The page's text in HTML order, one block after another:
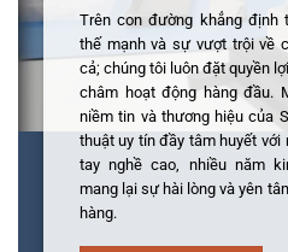
Trên con đường khẳng định
thế mạnh và sự vượt trội về
cả; chúng tôi luôn đặt quyền
châm hoạt động hàng đầu.
niềm tin và thương hiệu của
thuật uy tín đầy tâm huyết
tay nghề cao, nhiều năm
mang lại sự hài lòng và yên
hàng.